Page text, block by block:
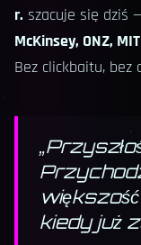
r. szacuje się dziś
McKinsey, ONZ,
Bez clickbaitu, bez
„
kiedy już